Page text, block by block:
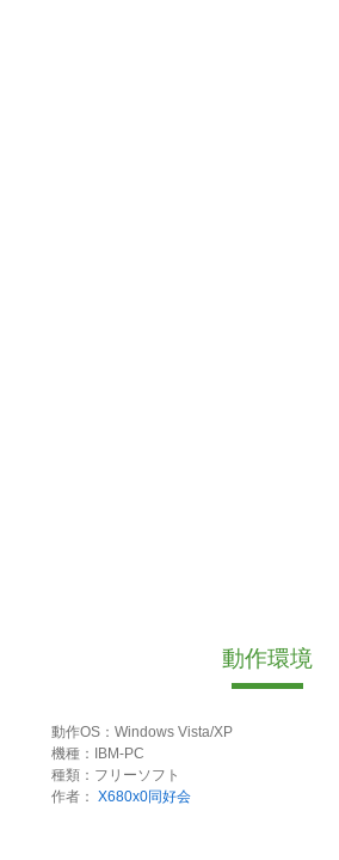
動作環境
動作OS：Windows Vista/XP
機種：IBM-PC
種類：フリーソフト
作者： X680x0同好会